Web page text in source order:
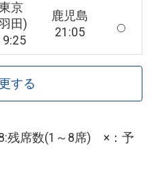
京
田)
鹿児島
21:05
する
残席数(1～8席) ×：予